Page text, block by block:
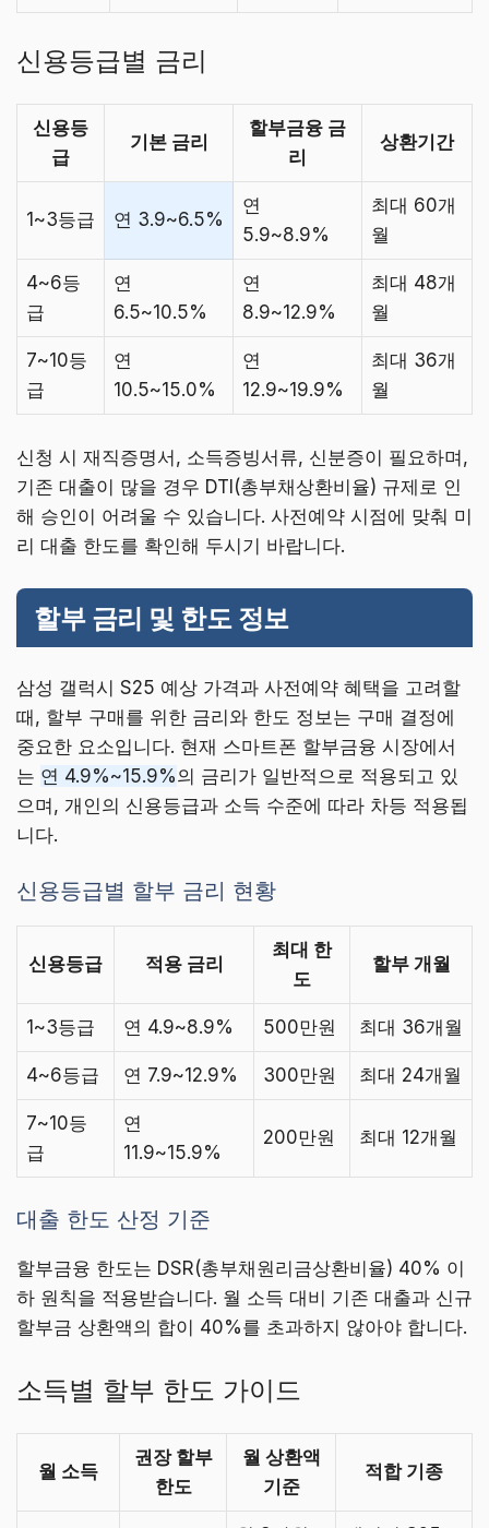
신용등급별 금리
신용등
급
기본 금리
할부금융 금
리
상환기간
1~3등급 연 3.9~6.5%
연
5.9~8.9%
최대 60개
월
4~6등
급
연
6.5~10.5%
연
8.9~12.9%
최대 48개
월
7~10등
급
연
10.5~15.0%
연
12.9~19.9%
최대 36개
월
신청 시 재직증명서, 소득증빙서류, 신분증이 필요하며,
기존 대출이 많을 경우 DTI(총부채상환비율) 규제로 인
해 승인이 어려울 수 있습니다. 사전예약 시점에 맞춰 미
리 대출 한도를 확인해 두시기 바랍니다.
할부 금리 및 한도 정보
삼성 갤럭시 S25 예상 가격과 사전예약 혜택을 고려할
때, 할부 구매를 위한 금리와 한도 정보는 구매 결정에
중요한 요소입니다. 현재 스마트폰 할부금융 시장에서
는 연 4.9%~15.9%의 금리가 일반적으로 적용되고 있
으며, 개인의 신용등급과 소득 수준에 따라 차등 적용됩
니다.
신용등급별 할부 금리 현황
신용등급 적용 금리
최대 한
도
할부 개월
1~3등급 연 4.9~8.9% 500만원 최대 36개월
4~6등급 연 7.9~12.9% 300만원 최대 24개월
7~10등
급
연
11.9~15.9%
200만원 최대 12개월
대출 한도 산정 기준
할부금융 한도는 DSR(총부채원리금상환비율) 40% 이
하 원칙을 적용받습니다. 월 소득 대비 기존 대출과 신규
할부금 상환액의 합이 40%를 초과하지 않아야 합니다.
소득별 할부 한도 가이드
월 소득
권장 할부
한도
월 상환액
기준
적합 기종